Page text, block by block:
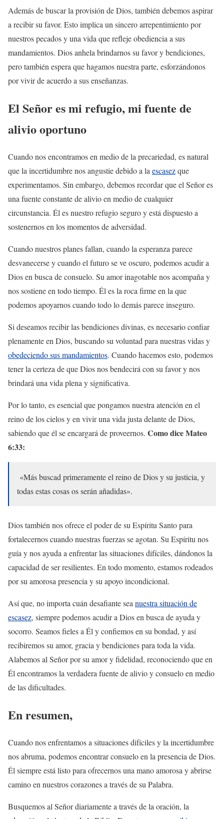
Además de buscar la provisión de Dios, también debemos aspirar
a recibir su favor. Esto implica un sincero arrepentimiento por
nuestros pecados y una vida que refleje obediencia a sus
mandamientos. Dios anhela brindarnos su favor y bendiciones,
pero también espera que hagamos nuestra parte, esforzándonos
por vivir de acuerdo a sus enseñanzas.
El Señor es mi refugio, mi fuente de
alivio oportuno
Cuando nos encontramos en medio de la precariedad, es natural
que la incertidumbre nos angustie debido a laescasezque
experimentamos. Sin embargo, debemos recordar que el Señor es
una fuente constante de alivio en medio de cualquier
circunstancia. Él es nuestro refugio seguro y está dispuesto a
sostenernos en los momentos de adversidad.
Cuando nuestros planes fallan, cuando la esperanza parece
desvanecerse y cuando el futuro se ve oscuro, podemos acudir a
Dios en busca de consuelo. Su amor inagotable nos acompaña y
nos sostiene en todo tiempo. Él es la roca firme en la que
podemos apoyarnos cuando todo lo demás parece inseguro.
Si deseamos recibir las bendiciones divinas, es necesario confiar
plenamente en Dios, buscando su voluntad para nuestras vidas y
obedeciendo sus mandamientos. Cuando hacemos esto, podemos
tener la certeza de que Dios nos bendecirá con su favor y nos
brindará una vida plena y significativa.
Por lo tanto, es esencial que pongamos nuestra atención en el
reino de los cielos y en vivir una vida justa delante de Dios,
sabiendo que él se encargará de proveernos. Como dice Mateo
6:33:
«Más buscad primeramente el reino de Dios y su justicia, y
todas estas cosas os serán añadidas».
Dios también nos ofrece el poder de su Espíritu Santo para
fortalecernos cuando nuestras fuerzas se agotan. Su Espíritu nos
guía y nos ayuda a enfrentar las situaciones difíciles, dándonos la
capacidad de ser resilientes. En todo momento, estamos rodeados
por su amorosa presencia y su apoyo incondicional.
Así que, no importa cuán desafiante seanuestra situación de
escasez, siempre podemos acudir a Dios en busca de ayuda y
socorro. Seamos fieles a Él y confiemos en su bondad, y así
recibiremos su amor, gracia y bendiciones para toda la vida.
Alabemos al Señor por su amor y fidelidad, reconociendo que en
Él encontramos la verdadera fuente de alivio y consuelo en medio
de las dificultades.
En resumen,
Cuando nos enfrentamos a situaciones difíciles y la incertidumbre
nos abruma, podemos encontrar consuelo en la presencia de Dios.
Él siempre está listo para ofrecernos una mano amorosa y abrirse
camino en nuestros corazones a través de su Palabra.
Busquemos al Señor diariamente a través de la oración, la